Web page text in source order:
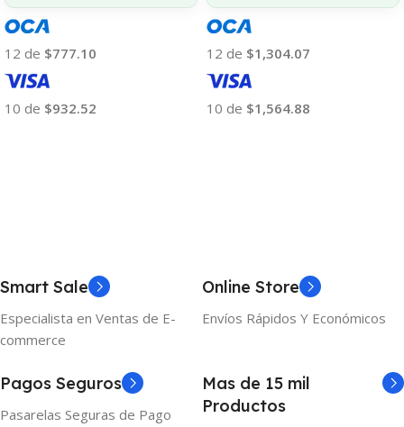
12 de $777.10
10 de $932.52
12 de $1,304.07
10 de $1,564.88
Smart Sale
Especialista en Ventas de E-
commerce
Online Store
Envíos Rápidos Y Económicos
Pagos Seguros
Pasarelas Seguras de Pago
Mas de 15 mil
Productos